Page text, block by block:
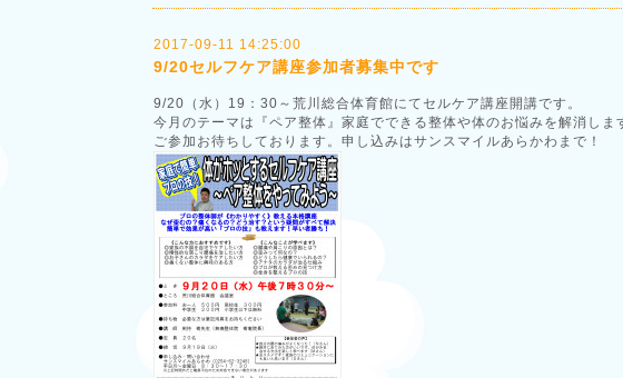
2017-09-11 14:25:00
9/20セルフケア講座参加者募集中です
9/20（水）19：30～荒川総合体育館にてセルケア講座開講です。
今月のテーマは『ペア整体』家庭でできる整体や体のお悩みを解消しま
ご参加お待ちしております。申し込みはサンスマイルあらかわまで！